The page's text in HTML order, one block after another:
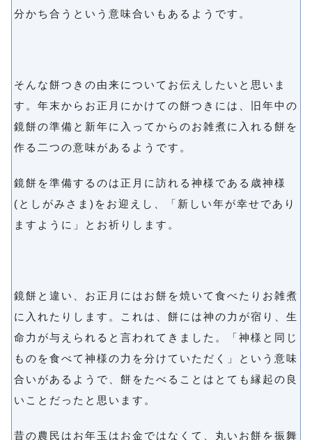
分かち合うという意味合いもあるようです。
そんな餅つきの由来についてお伝えしたいと思いま
す。年末からお正月にかけての餅つきには、旧年中の
鏡餅の準備と新年に入ってからのお雑煮に入れる餅を
作る二つの意味があるようです。
鏡餅を準備するのは正月に訪れる神様である歳神様
(としがみさま)をお迎えし、「新しい年が幸せであり
ますように」とお祈りします。
鏡餅と違い、お正月にはお餅を焼いて食べたりお雑煮
に入れたりします。これは、餅には神の力が宿り、生
命力が与えられると言われてきました。「神様と同じ
ものを食べて神様の力を分けていただく」という意味
合いがあるようで、餅をたべることはとても縁起の良
いことだったと思います。
昔の農民はお年玉はお金ではなくて、丸いお餅を振舞